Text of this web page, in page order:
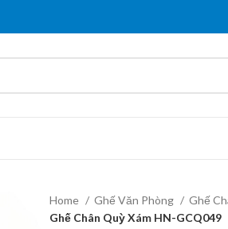
Home Ghế Văn Phòng Ghế
Ghế Chân Quỳ Xám HN-GCQ049